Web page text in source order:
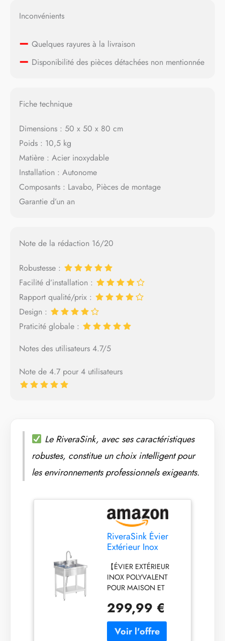
Inconvénients
– Quelques rayures à la livraison
– Disponibilité des pièces détachées non mentionnée
Fiche technique
Dimensions : 50 x 50 x 80 cm
Poids : 10,5 kg
Matière : Acier inoxydable
Installation : Autonome
Composants : Lavabo, Pièces de montage
Garantie d’un an
Note de la rédaction 16/20
Robustesse :
Facilité d’installation :
Rapport qualité/prix :
Design :
Praticité globale :
Notes des utilisateurs 4.7/5
Note de 4.7 pour 4 utilisateurs
Le RiveraSink, avec ses caractéristiques
robustes, constitue un choix intelligent pour
les environnements professionnels exigeants.
RiveraSink Évier
Extérieur Inox
70×50×80 cm,
Évier de Cuisine
sur Pied en Acier
Inoxydable avec
Robinet Extractible,
pour Jardin,
Terrasse, Garage,
【ÉVIER EXTÉRIEUR
INOX POLYVALENT
POUR MAISON ET
Que ce soit dans un
jardin, sur une terrasse,
dans un garage, une
299,99 €